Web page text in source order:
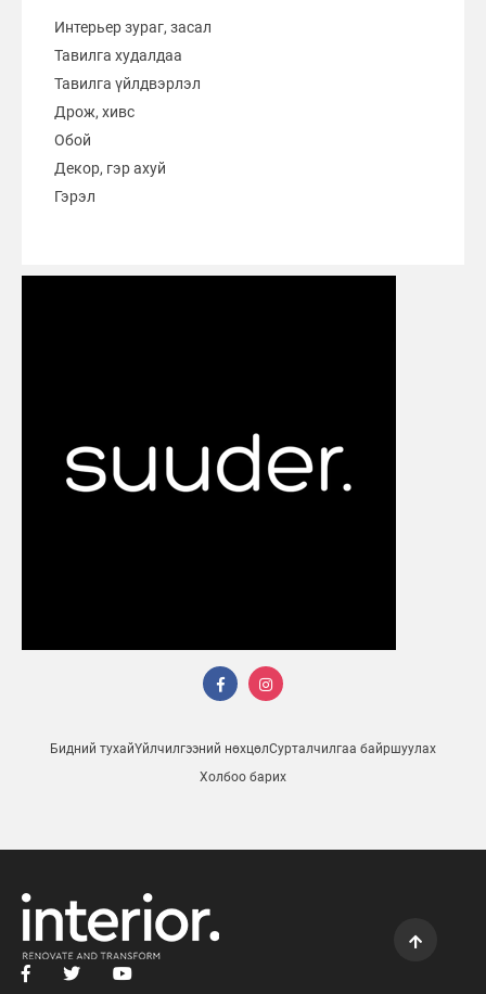
Интерьер зураг, засал
Тавилга худалдаа
Тавилга үйлдвэрлэл
Дрож, хивс
Обой
Декор, гэр ахуй
Гэрэл
Бидний тухайҮйлчилгээний нөхцөлСурталчилгаа байршуулах
Холбоо барих